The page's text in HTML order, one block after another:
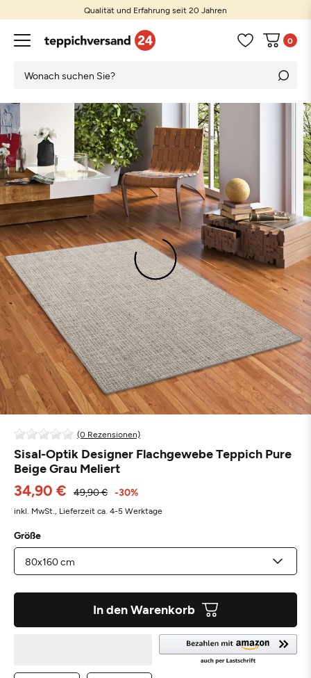
Qualität und Erfahrung seit 20 Jahren
0
(0 Rezensionen)
Sisal-Optik Designer Flachgewebe Teppich Pure
Beige Grau Meliert
34,90 € 49,90 € -30%
inkl. MwSt., Lieferzeit ca. 4-5 Werktage
Größe
In den Warenkorb